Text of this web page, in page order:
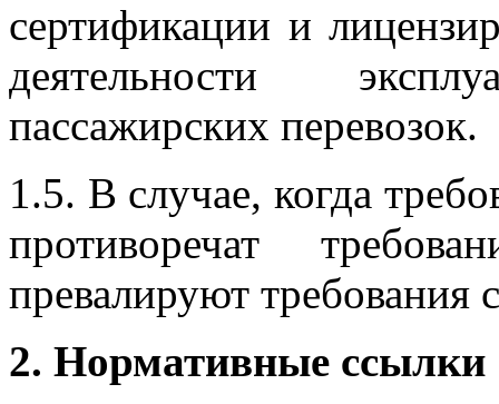
сертификации и
деятельности
пассажирских перевозок.
1.5. В случае, когда
противоречат
превалируют требования
2. Нормативные ссылки